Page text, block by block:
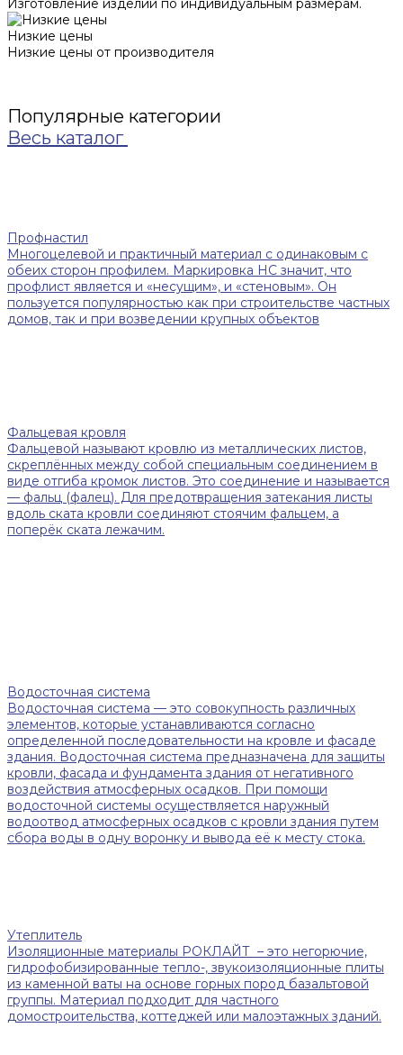
Изготовление изделий по индивидуальным размерам.
Низкие цены
Низкие цены от производителя
Популярные категории
Весь каталог
Профнастил
Многоцелевой и практичный материал с одинаковым с
обеих сторон профилем. Маркировка НС значит, что
профлист является и «несущим», и «стеновым». Он
пользуется популярностью как при строительстве частных
домов, так и при возведении крупных объектов
Фальцевая кровля
Фальцевой называют кровлю из металлических листов,
скреплённых между собой специальным соединением в
виде отгиба кромок листов. Это соединение и называется
— фальц (фалец). Для предотвращения затекания листы
вдоль ската кровли соединяют стоячим фальцем, а
поперёк ската лежачим.
Водосточная система
Водосточная система — это совокупность различных
элементов, которые устанавливаются согласно
определенной последовательности на кровле и фасаде
здания. Водосточная система предназначена для защиты
кровли, фасада и фундамента здания от негативного
воздействия атмосферных осадков. При помощи
водосточной системы осуществляется наружный
водоотвод атмосферных осадков с кровли здания путем
сбора воды в одну воронку и вывода её к месту стока.
Утеплитель
Изоляционные материалы РОКЛАЙТ – это негорючие,
гидрофобизированные тепло-, звукоизоляционные плиты
из каменной ваты на основе горных пород базальтовой
группы. Материал подходит для частного
домостроительства, коттеджей или малоэтажных зданий.